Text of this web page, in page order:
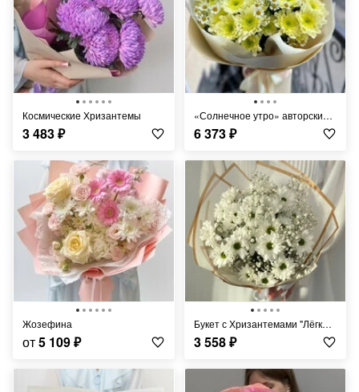
Космические Хризантемы
3 483₽
«Солнечное утро» авторский букет
6 373₽
Жозефина
от5 109₽
Букет с Хризантемами "Лёгкий Ветерок"
3 558₽